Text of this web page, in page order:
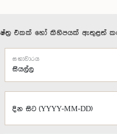
එකක් හෝ කිහිපයක් ඇතුළත්
සභාවාරය
දින සිට (YYYY-MM-DD)